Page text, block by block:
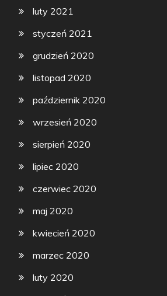
luty 2021
styczeń 2021
grudzień 2020
listopad 2020
październik 2020
wrzesień 2020
sierpień 2020
lipiec 2020
czerwiec 2020
maj 2020
kwiecień 2020
marzec 2020
luty 2020